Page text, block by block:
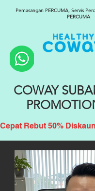
Pemasangan PERCUMA, Servis
PERCUMA
COWAY
Cepat Rebut 50%